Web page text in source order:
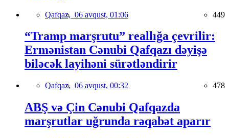
Qafqaz, 06 avqust, 01:06 449
“Tramp marşrutu” reallığa çevrilir:
Ermənistan Cənubi Qafqazı dəyişə
biləcək layihəni sürətləndirir
Qafqaz, 06 avqust, 00:32 478
ABŞ və Çin Cənubi Qafqazda
marşrutlar uğrunda rəqabət aparır